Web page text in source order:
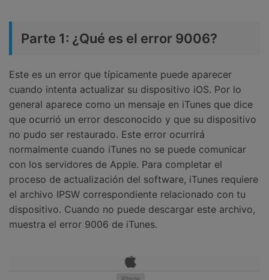
Parte 1: ¿Qué es el error 9006?
Este es un error que típicamente puede aparecer
cuando intenta actualizar su dispositivo iOS. Por lo
general aparece como un mensaje en iTunes que dice
que ocurrió un error desconocido y que su dispositivo
no pudo ser restaurado. Este error ocurrirá
normalmente cuando iTunes no se puede comunicar
con los servidores de Apple. Para completar el
proceso de actualización del software, iTunes requiere
el archivo IPSW correspondiente relacionado con tu
dispositivo. Cuando no puede descargar este archivo,
muestra el error 9006 de iTunes.